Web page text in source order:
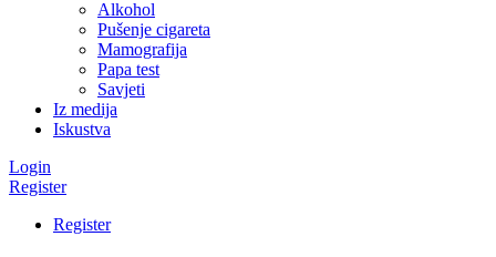
Alkohol
Pušenje cigareta
Mamografija
Papa test
Savjeti
Iz medija
Iskustva
Login
Register
Register